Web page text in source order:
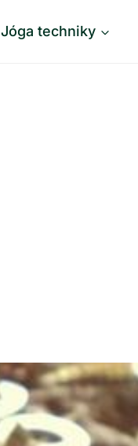
Jóga techniky